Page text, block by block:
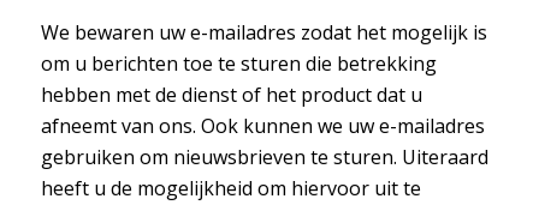
We bewaren uw e-mailadres zodat het mogelijk is
om u berichten toe te sturen die betrekking
hebben met de dienst of het product dat u
afneemt van ons. Ook kunnen we uw e-mailadres
gebruiken om nieuwsbrieven te sturen. Uiteraard
heeft u de mogelijkheid om hiervoor uit te